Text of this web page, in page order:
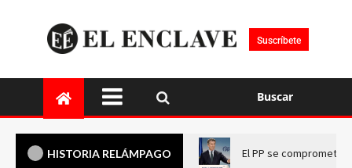
Suscríbete
Buscar
HISTORIA RELÁMPAGO El PP se compromete